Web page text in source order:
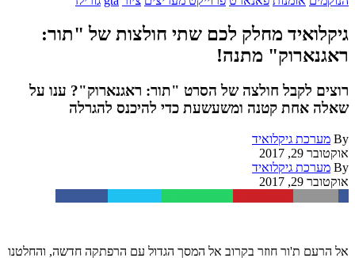
גיקלואיד מחלק לכם שתי חולצות של "תור:
ראגנארוק" מתנה!
רוצים לקבל חולצה של הסרט "תור: ראגנארוק"? ענו על
שאלה אחת קטנה ומשעשעת כדי להיכנס להגרלה
By מערכת גיקלואיד
אוקטובר 29, 2017
By מערכת גיקלואיד
אוקטובר 29, 2017
אל הרעם ת'ור חוזר בקרוב אל המסך הגדול עם הרפתקה חדשה, והחלטנו